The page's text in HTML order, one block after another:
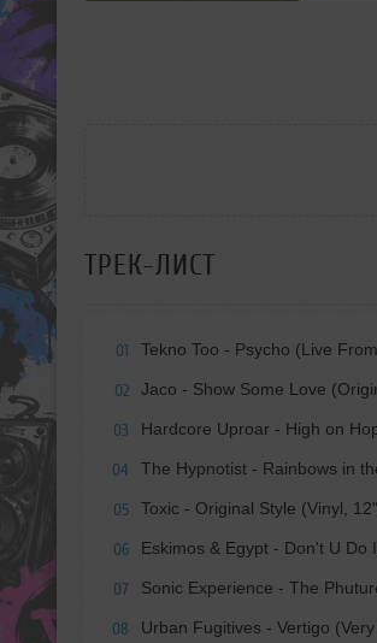
ТРЕК-ЛИСТ
01 Tekno Too - Psycho (Live
02 Jaco - Show Some Love
03 Hardcore Uproar - High on
04 The Hypnotist - Rainbows in
05 Toxic - Original Style (Vinyl,
06 Eskimos & Egypt - Don't U Do
07 Sonic Experience - The
08 Urban Fugitives - Vertigo